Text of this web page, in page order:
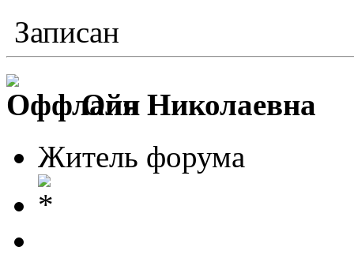
Записан
Оля Николаевна
Житель форума